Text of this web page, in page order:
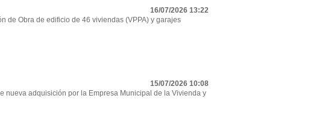
16/07/2026 13:22
de Obra de edificio de 46 viviendas (VPPA) y garajes
15/07/2026 10:08
nueva adquisición por la Empresa Municipal de la Vivienda y